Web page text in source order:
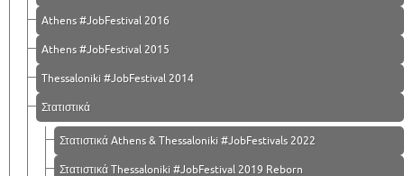
Athens #JobFestival 2016
Athens #JobFestival 2015
Thessaloniki #JobFestival 2014
Στατιστικά
Στατιστικά Athens & Thessaloniki #JobFestivals 2022
Στατιστικά Thessaloniki #JobFestival 2019 Reborn